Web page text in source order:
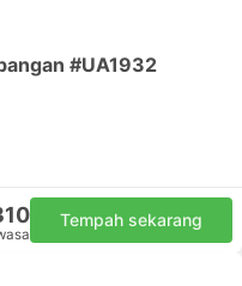
#UA1932
Tempah sekarang